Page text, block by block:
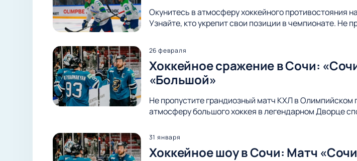
Окунитесь в атмосферу хоккейного противостояния
Узнайте, кто укрепит свои позиции в чемпионате. Не
26 февраля
Хоккейное сражение в Сочи:
«Большой»
Не пропустите грандиозный матч КХЛ в
атмосферу большого хоккея в легендарном Дворце
31 января
Хоккейное шоу в Сочи: Матч